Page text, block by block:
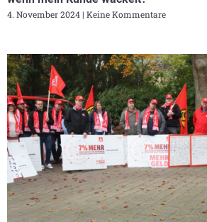
4. November 2024 Keine Kommentare